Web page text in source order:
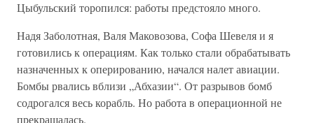
Цыбульский торопился: работы предстояло много.
Надя Заболотная, Валя Маковозова, Софа Шевеля и я
готовились к операциям. Как только стали обрабатывать
назначенных к оперированию, начался налет авиации.
Бомбы рвались вблизи „Абхазии“. От разрывов бомб
содрогался весь корабль. Но работа в операционной не
прекращалась.